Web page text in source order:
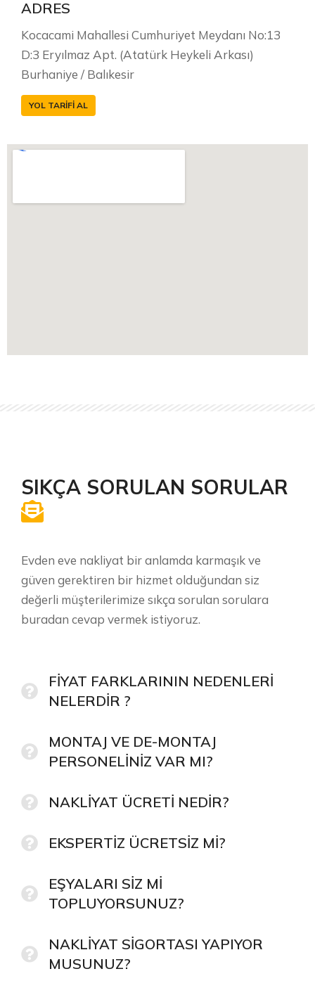
ADRES
Kocacami Mahallesi Cumhuriyet Meydanı No:13
D:3 Eryılmaz Apt. (Atatürk Heykeli Arkası)
Burhaniye / Balıkesir
YOL TARIFI AL
SIKÇA SORULAN SORULAR
Evden eve nakliyat bir anlamda karmaşık ve
güven gerektiren bir hizmet olduğundan siz
değerli müşterilerimize sıkça sorulan sorulara
buradan cevap vermek istiyoruz.
FİYAT FARKLARININ NEDENLERİ
NELERDİR ?
MONTAJ VE DE-MONTAJ
PERSONELİNİZ VAR MI?
NAKLİYAT ÜCRETİ NEDİR?
EKSPERTİZ ÜCRETSİZ Mİ?
EŞYALARI SİZ Mİ
TOPLUYORSUNUZ?
NAKLİYAT SİGORTASI YAPIYOR
MUSUNUZ?